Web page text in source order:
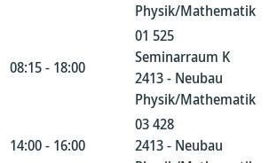
Physik/Mathematik
08:15 - 18:00
01 525
Seminarraum K
2413 - Neubau
Physik/Mathematik
14:00 - 16:00
03 428
2413 - Neubau